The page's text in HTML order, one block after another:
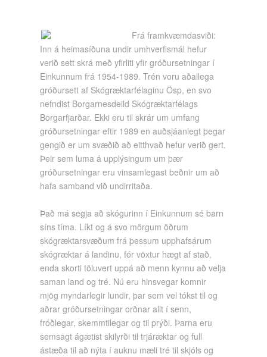
Frá framkvæmdasviði:
Inn á heimasíðuna undir umhverfismál hefur
verið sett skrá með yfirliti yfir gróðursetningar í
Einkunnum frá 1954-1989. Trén voru aðallega
gróðursett af Skógræktarfélaginu Ösp, en svo
nefndist Borgarnesdeild Skógræktarfélags
Borgarfjarðar. Ekki eru til skrár um umfang
gróðursetningar eftir 1989 en auðsjáanlegt þegar
gengið er um svæðið að eitthvað hefur verið gert.
Þeir sem luma á upplýsingum um þær
gróðursetningar eru vinsamlegast beðnir um að
hafa samband við undirritaða.
Það má segja að skógurinn í Einkunnum sé barn
síns tíma. Líkt og á svo mörgum öðrum
skógræktarsvæðum frá þessum upphafsárum
skógræktar á landinu, fór vöxtur hægt af stað,
enda skorti töluvert uppá að menn kynnu að velja
saman land og tré. Nú eru hinsvegar komnir
mjög myndarlegir lundir, þar sem vel tókst til og
aðrar gróðursetningar orðnar allt í senn,
fróðlegar, skemmtilegar og til prýði. Þarna eru
semsagt ágætist skilyrði til trjáræktar og full
ástæða til að nýta í auknu mæli tré til skjóls og